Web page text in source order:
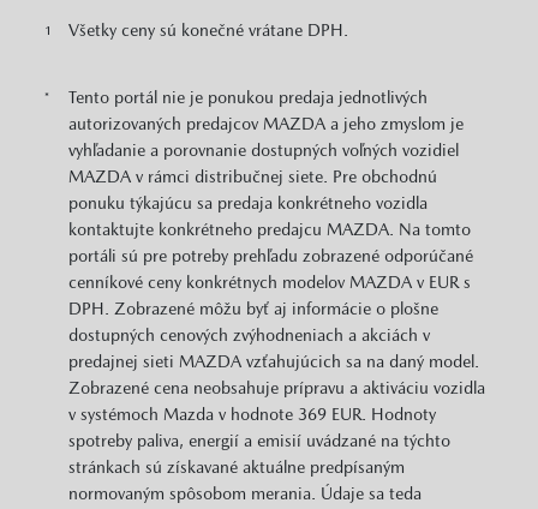
1 Všetky ceny sú konečné vrátane DPH.
*
Tento portál nie je ponukou predaja jednotlivých
autorizovaných predajcov MAZDA a jeho zmyslom je
vyhľadanie a porovnanie dostupných voľných vozidiel
MAZDA v rámci distribučnej siete. Pre obchodnú
ponuku týkajúcu sa predaja konkrétneho vozidla
kontaktujte konkrétneho predajcu MAZDA. Na tomto
portáli sú pre potreby prehľadu zobrazené odporúčané
cenníkové ceny konkrétnych modelov MAZDA v EUR s
DPH. Zobrazené môžu byť aj informácie o plošne
dostupných cenových zvýhodneniach a akciách v
predajnej sieti MAZDA vzťahujúcich sa na daný model.
Zobrazené cena neobsahuje prípravu a aktiváciu vozidla
v systémoch Mazda v hodnote 369 EUR. Hodnoty
spotreby paliva, energií a emisií uvádzané na týchto
stránkach sú získavané aktuálne predpísaným
normovaným spôsobom merania. Údaje sa teda